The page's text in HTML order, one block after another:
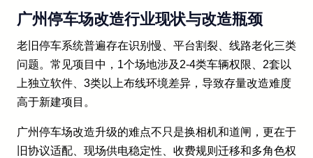
广州停车场改造行业现状与改造瓶颈
老旧停车系统普遍存在识别慢、平台割裂、线路老化三类
问题。常见项目中，1个场地涉及2-4类车辆权限、2套以
上独立软件、3类以上布线环境差异，导致存量改造难度
高于新建项目。
广州停车场改造升级的难点不只是换相机和道闸，更在于
旧协议适配、现场供电稳定性、收费规则迁移和多角色权